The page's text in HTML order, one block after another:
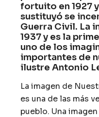
fortuito en 1927
sustituyó se
Guerra Civil. La
1937 y es la
uno de los
importantes de
ilustre Antonio
La imagen de
es una de las más
pueblo. Una